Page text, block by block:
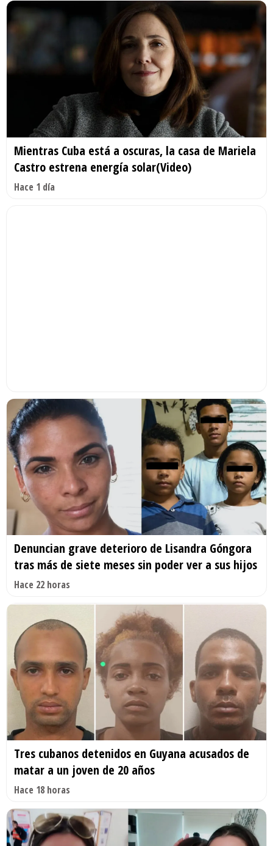
Mientras Cuba está a oscuras, la casa de Mariela
Castro estrena energía solar(Video)
Hace 1 día
Denuncian grave deterioro de Lisandra Góngora
tras más de siete meses sin poder ver a sus hijos
Hace 22 horas
Tres cubanos detenidos en Guyana acusados de
matar a un joven de 20 años
Hace 18 horas